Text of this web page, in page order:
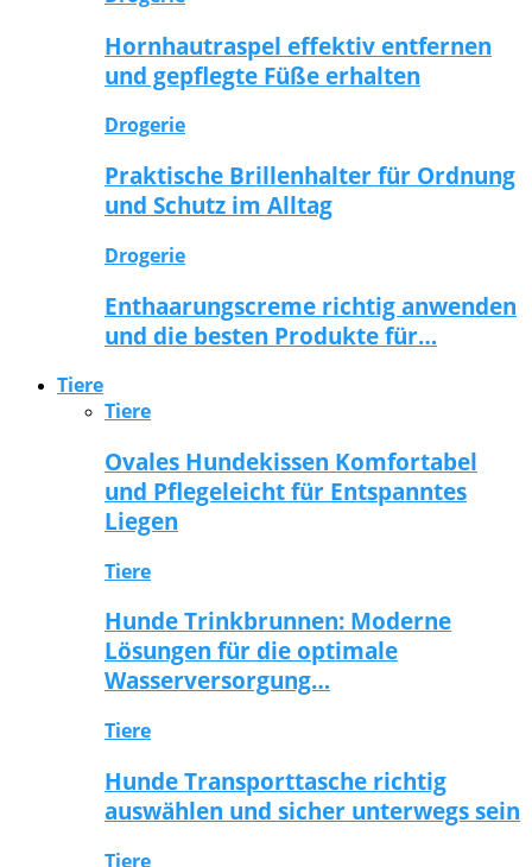
Hornhautraspel effektiv entfernen
und gepflegte Füße erhalten
Drogerie
Praktische Brillenhalter für Ordnung
und Schutz im Alltag
Drogerie
Enthaarungscreme richtig anwenden
und die besten Produkte für…
Tiere
Tiere
Ovales Hundekissen Komfortabel
und Pflegeleicht für Entspanntes
Liegen
Tiere
Hunde Trinkbrunnen: Moderne
Lösungen für die optimale
Wasserversorgung…
Tiere
Hunde Transporttasche richtig
auswählen und sicher unterwegs sein
Tiere